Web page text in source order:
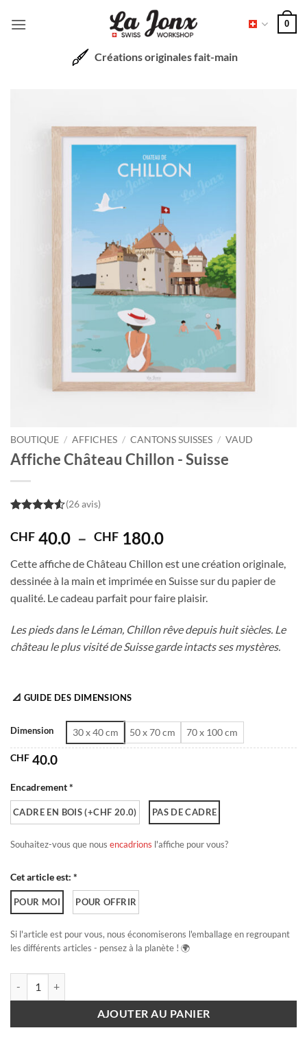
0
Créations originales fait-main
BOUTIQUE / AFFICHES / CANTONS SUISSES / VAUD
Affiche Château Chillon - Suisse
5
(26 avis)
CHF 40.0 – CHF 180.0Plage
prix :
CHF 40.0
à
Cette affiche de Château Chillon est une création originale,
dessinée à la main et imprimée en Suisse sur du papier de
qualité. Le cadeau parfait pour faire plaisir.
Les pieds dans le Léman, Chillon rêve depuis huit siècles. Le
château le plus visité de Suisse garde intacts ses mystères.
📐 GUIDE DES DIMENSIONS
Dimension 30 x 40 cm 50 x 70 cm 70 x 100 cm
CHF 40.0
Encadrement *
CADRE EN BOIS (+CHF 20.0) PAS DE CADRE
Souhaitez-vous que nous encadrions l'affiche pour vous?
Cet article est: *
POUR MOI POUR OFFRIR
Si l'article est pour vous, nous économiserons l'emballage en regroupant
les différents articles - pensez à la planète ! 🌍
AJOUTER AU PANIER